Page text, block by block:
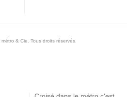
& Cie. Tous droits réservés.